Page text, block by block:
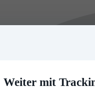
Weiter mit